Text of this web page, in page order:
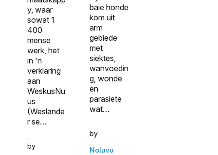
y, waar
sowat 1
400
mense
werk, het
in 'n
verklaring
aan
WeskusNu
us
(Weslande
r se…
by
baie honde
kom uit
arm
gebiede
met
siektes,
wanvoedin
g, wonde
en
parasiete
wat…
by
Noluvu